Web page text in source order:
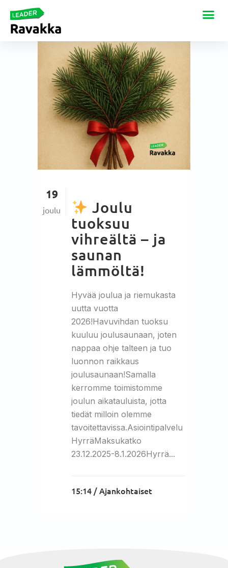
19
joulu
Joulu
tuoksuu
vihreältä – ja
saunan
lämmöltä!
Hyvää joulua ja riemukasta
uutta vuotta
2026!Havuvihdan tuoksu
kuuluu joulusaunaan, joten
nappaa ohje talteen ja tuo
luonnon raikkaus
joulusaunaan!Samalla
kerromme toimistomme
joulun aikatauluista, jotta
tiedät milloin olemme
tavoitettavissa.Asiointipalvelu
HyrräMaksukatko
23.12.2025-8.1.2026Hyrrä...
15:14 /Ajankohtaiset